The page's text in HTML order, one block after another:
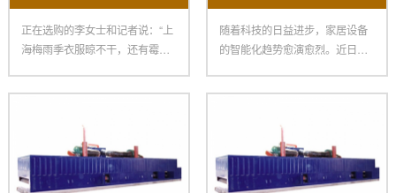
正在选购的李女士和记者说：“上
海梅雨季衣服晾不干，还有霉
随着科技的日益进步，家居设备
的智能化趋势愈演愈烈。近日，